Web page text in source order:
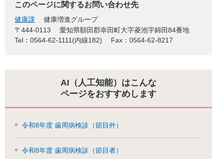
このページに関するお問い合わせ先
健康課
健康増進グループ
〒444-0113
愛知県額田郡幸田町大字菱池字錦田84番地
Tel：0564-62-1111(内線182)
Fax：0564-62-8217
AI（人工知能）はこんな
ページをおすすめします
令和8年度 歯周病検診（節目外）
令和8年度 歯周病検診（節目者）